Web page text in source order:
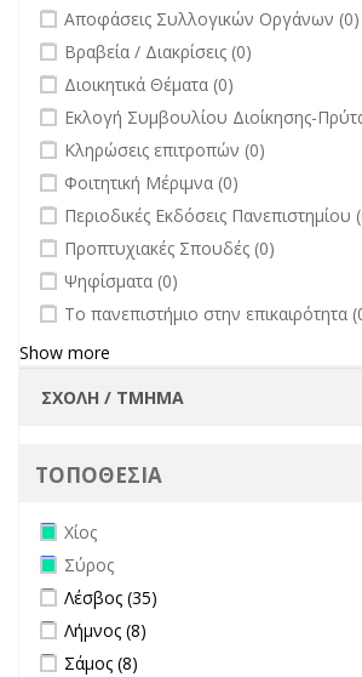
undefined
Αποφάσεις Συλλογικών Οργάνων (0)
undefined
Βραβεία / Διακρίσεις (0)
undefined
Διοικητικά Θέματα (0)
undefined
Εκλογή Συμβουλίου Διοίκησης-
undefined
Κληρώσεις επιτροπών (0)
undefined
Φοιτητική Μέριμνα (0)
undefined
Περιοδικές Εκδόσεις Πανεπιστημίου
undefined
Προπτυχιακές Σπουδές (0)
undefined
Ψηφίσματα (0)
undefined
Το πανεπιστήμιο στην επικαιρότητα
Show more
ΤΟΠΟΘΕΣΙΑ
Remove Χίος filter
Χίος
Remove Σύρος filter
Σύρος
Apply Λέσβος filter
Λέσβος (35)
Apply Λήμνος filter
Λήμνος (8)
Apply Σάμος filter
Σάμος (8)